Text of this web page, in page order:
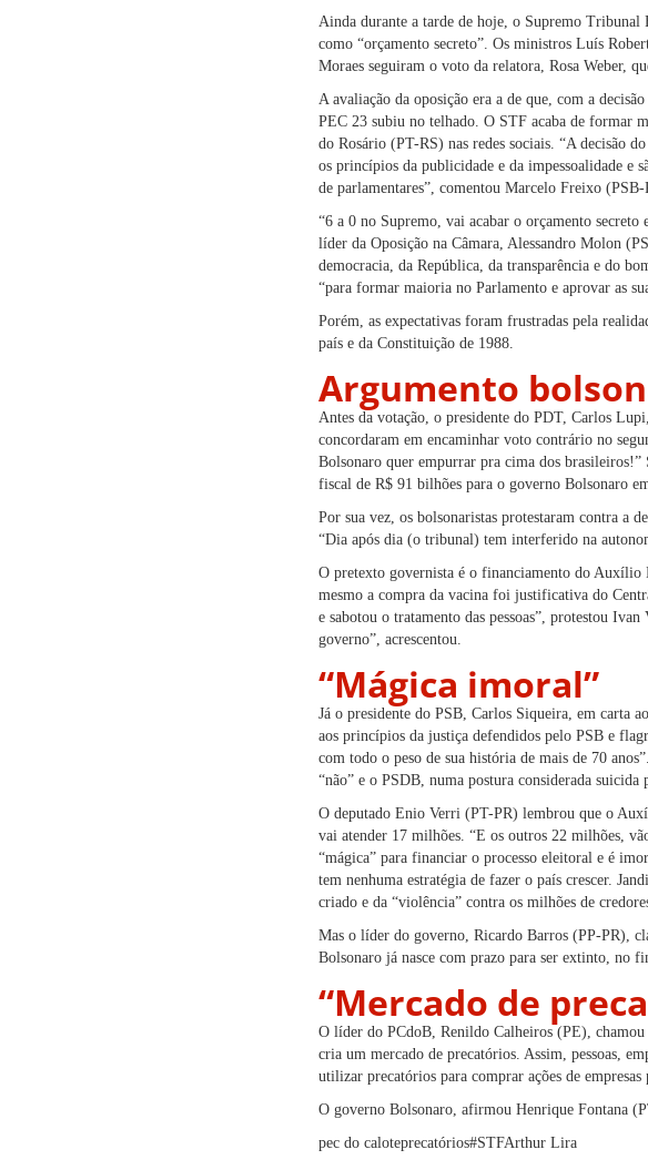
Ainda durante a tarde de hoje, o Supremo Tribunal
como “orçamento secreto”. Os ministros Luís
Moraes seguiram o voto da relatora, Rosa Weber,
A avaliação da oposição era a de que, com a
PEC 23 subiu no telhado. O STF acaba de formar
do Rosário (PT-RS) nas redes sociais. “A decisão
os princípios da publicidade e da impessoalidade e
de parlamentares”, comentou Marcelo Freixo (PSB-
“6 a 0 no Supremo, vai acabar o orçamento
líder da Oposição na Câmara, Alessandro Molon
democracia, da República, da transparência e do
“para formar maioria no Parlamento e aprovar as
Porém, as expectativas foram frustradas pela
país e da Constituição de 1988.
Argumento
Antes da votação, o presidente do PDT, Carlos
concordaram em encaminhar voto contrário no
Bolsonaro quer empurrar pra cima dos brasileiros!”
fiscal de R$ 91 bilhões para o governo Bolsonaro
Por sua vez, os bolsonaristas protestaram contra a
“Dia após dia (o tribunal) tem interferido na
O pretexto governista é o financiamento do
mesmo a compra da vacina foi justificativa do
e sabotou o tratamento das pessoas”, protestou
governo”, acrescentou.
“Mágica imoral”
Já o presidente do PSB, Carlos Siqueira, em carta
aos princípios da justiça defendidos pelo PSB e
com todo o peso de sua história de mais de 70
“não” e o PSDB, numa postura considerada
O deputado Enio Verri (PT-PR) lembrou que o
vai atender 17 milhões. “E os outros 22 milhões,
“mágica” para financiar o processo eleitoral e é
tem nenhuma estratégia de fazer o país crescer.
criado e da “violência” contra os milhões de
Mas o líder do governo, Ricardo Barros (PP-PR),
Bolsonaro já nasce com prazo para ser extinto, no
“Mercado de
O líder do PCdoB, Renildo Calheiros (PE), chamou
cria um mercado de precatórios. Assim, pessoas,
utilizar precatórios para comprar ações de
O governo Bolsonaro, afirmou Henrique Fontana
pec do caloteprecatórios#STFArthur Lira